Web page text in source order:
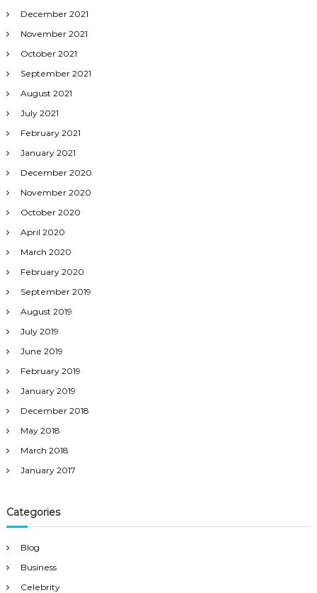
December 2021
November 2021
October 2021
September 2021
August 2021
July 2021
February 2021
January 2021
December 2020
November 2020
October 2020
April 2020
March 2020
February 2020
September 2019
August 2019
July 2019
June 2019
February 2019
January 2019
December 2018
May 2018
March 2018
January 2017
Categories
Blog
Business
Celebrity